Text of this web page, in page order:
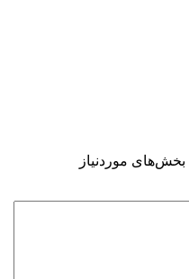
بخش‌های موردنیاز